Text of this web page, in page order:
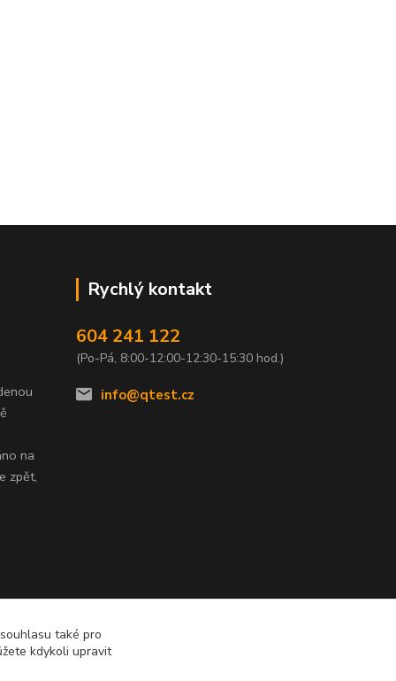
na
zpět,
Rychlý kontakt
604 241 122
(Po-Pá, 8:00-12:00-12:30-15:30 hod.)
info@qtest.cz
také pro
kdykoli upravit